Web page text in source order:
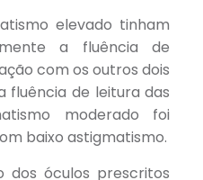
elevado tinham
a fluência de
com os outros dois
fluência de leitura das
moderado foi
baixo astigmatismo.
dos óculos prescritos